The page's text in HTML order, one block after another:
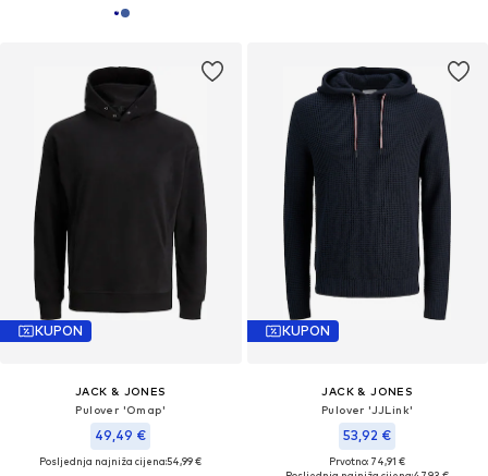
KUPON
JACK & JONES
Pulover 'Omap'
49,49 €
Posljednja najniža cijena:54,99 €
KUPON
JACK & JONES
Pulover 'JJLink'
53,92 €
Prvotno: 74,91 €